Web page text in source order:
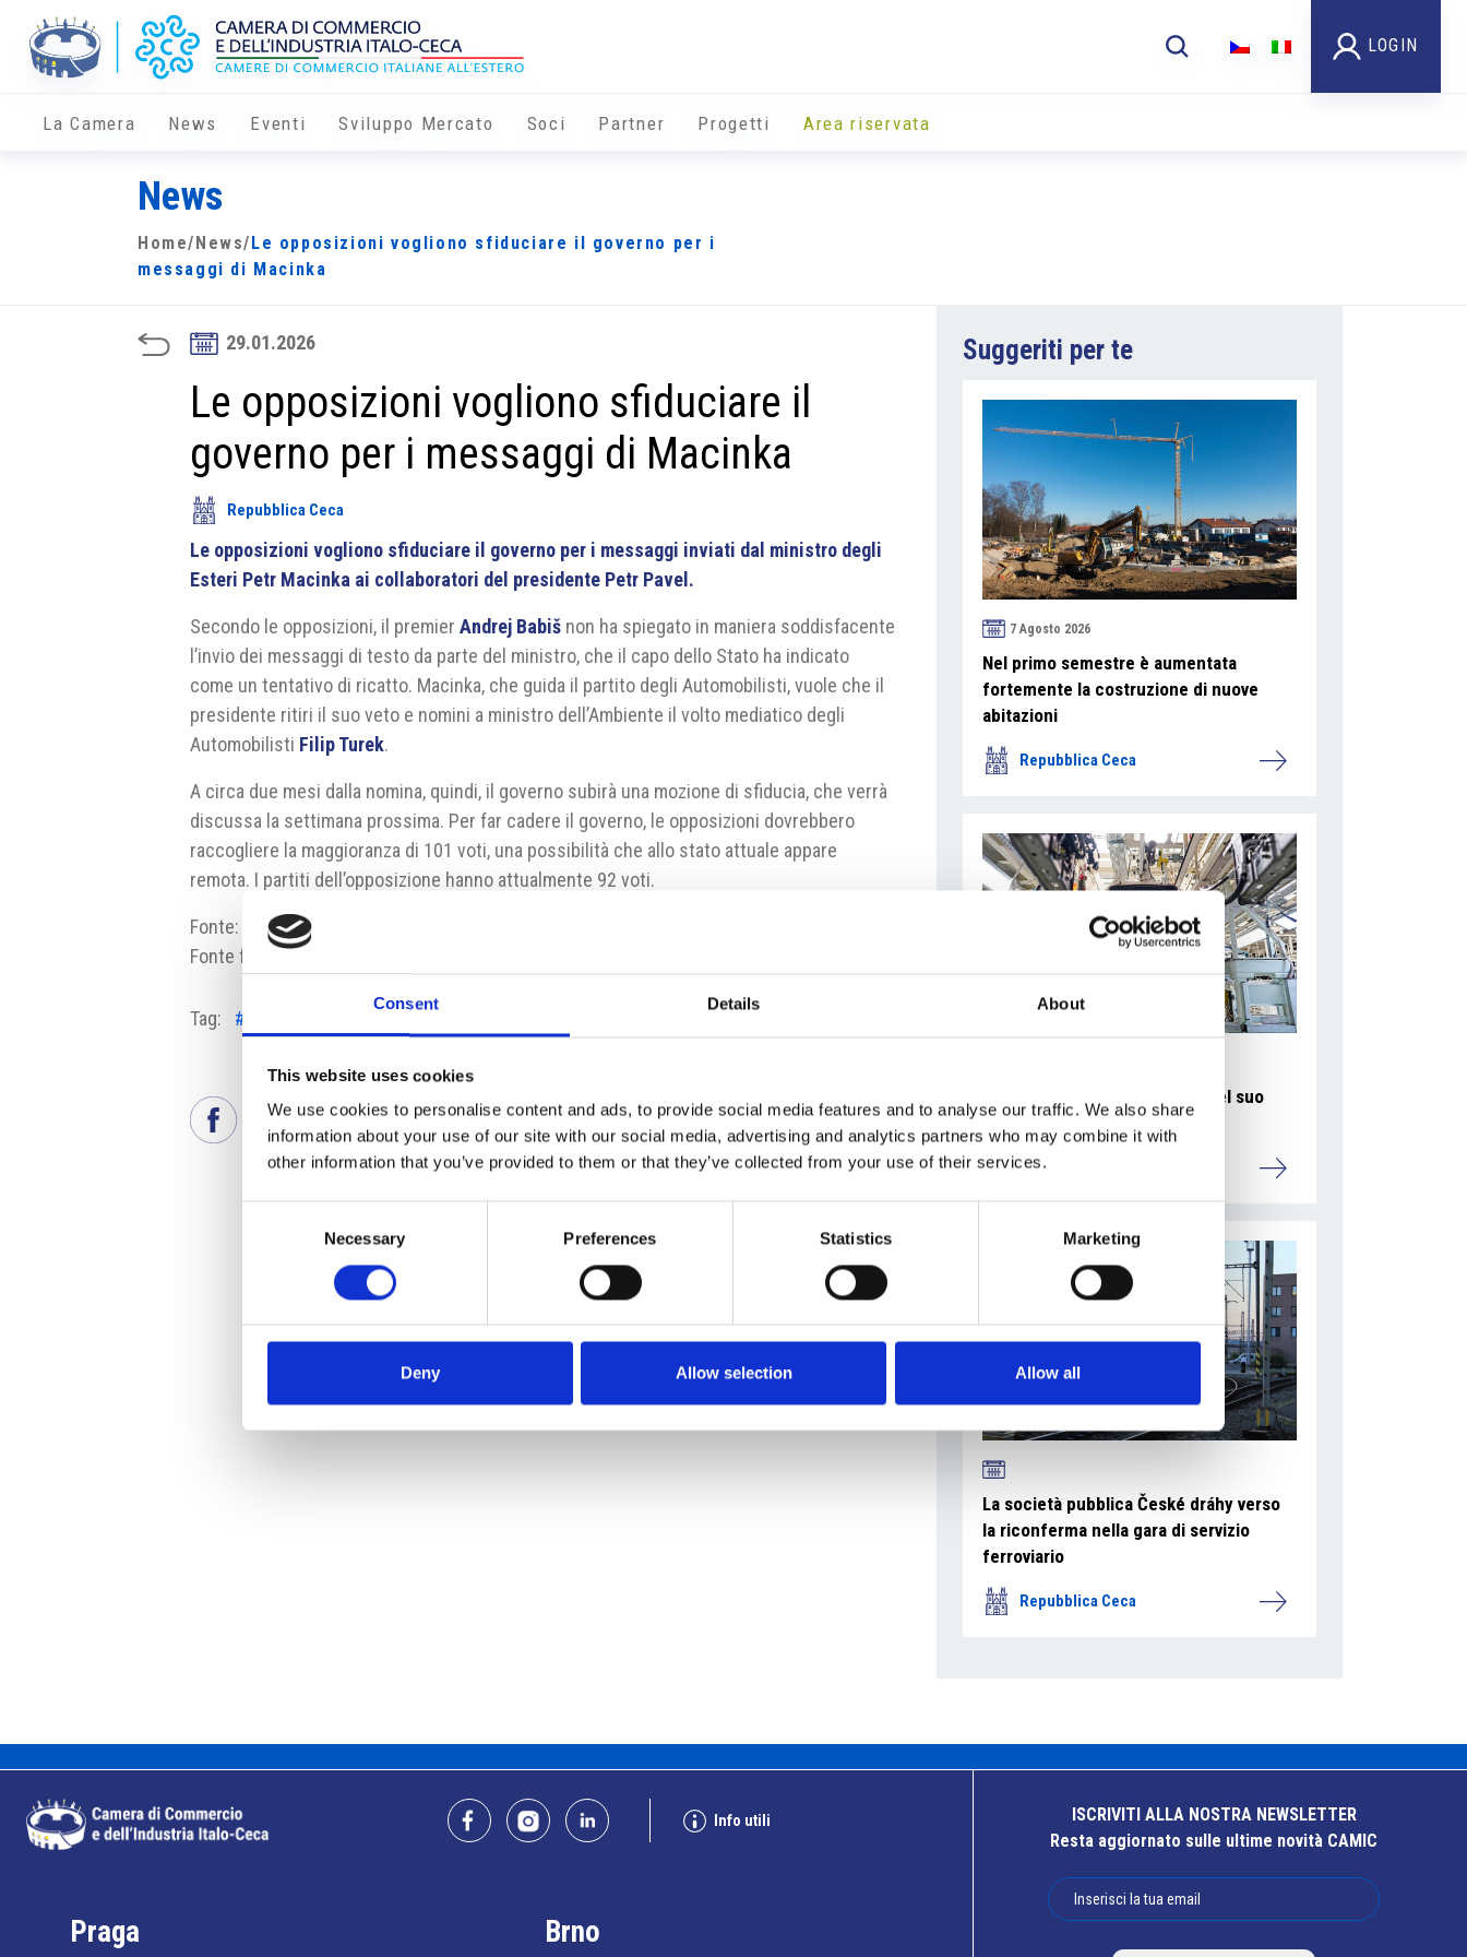
Consent Details About
This website uses cookies
We use cookies to personalise content and ads, to provide social media features and to analyse our traffic. We also share
information about your use of our site with our social media, advertising and analytics partners who may combine it with
other information that you’ve provided to them or that they’ve collected from your use of their services.
Necessary Preferences Statistics Marketing
Deny Allow selection Allow all
LOGIN
La Camera News Eventi Sviluppo Mercato Soci Partner Progetti Area riservata
News
Home/ News/ Le opposizioni vogliono sfiduciare il governo per i
messaggi di Macinka
29.01.2026
Le opposizioni vogliono sfiduciare il
governo per i messaggi di Macinka
Repubblica Ceca
Le opposizioni vogliono sfiduciare il governo per i messaggi inviati dal ministro degli
Esteri Petr Macinka ai collaboratori del presidente Petr Pavel.
Secondo le opposizioni, il premierAndrej Babiš non ha spiegato in maniera soddisfacente
l’invio dei messaggi di testo da parte del ministro, che il capo dello Stato ha indicato
come un tentativo di ricatto. Macinka, che guida il partito degli Automobilisti, vuole che il
presidente ritiri il suo veto e nomini a ministro dell’Ambiente il volto mediatico degli
Automobilisti Filip Turek.
A circa due mesi dalla nomina, quindi, il governo subirà una mozione di sfiducia, che verrà
discussa la settimana prossima. Per far cadere il governo, le opposizioni dovrebbero
raccogliere la maggioranza di 101 voti, una possibilità che allo stato attuale appare
remota. I partiti dell’opposizione hanno attualmente 92 voti.
Fonte:
ct24.ceskatelevize.cz
Fonte fotografia:
Tag: #governo
Suggeriti per te
7 Agosto 2026
Nel primo semestre è aumentata
fortemente la costruzione di nuove
abitazioni
Repubblica Ceca
La Škoda avvia la produzione del suo
SUV Peaq
Repubblica Ceca
La società pubblica České dráhy verso
la riconferma nella gara di servizio
ferroviario
Repubblica Ceca
Info utili
Praga Brno
ISCRIVITI ALLA NOSTRA NEWSLETTER
Resta aggiornato sulle ultime novità CAMIC